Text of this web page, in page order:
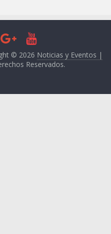
© 2026 Noticias y Eventos |
Reservados.